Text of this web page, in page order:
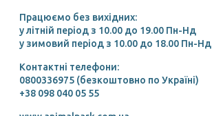
Працюємо без вихідних:
у літній період з 10.00 до 19.00 Пн-Нд
у зимовий період з 10.00 до 18.00 Пн-Нд
Контактні телефони:
0800336975 (безкоштовно по Україні)
+38 098 040 05 55